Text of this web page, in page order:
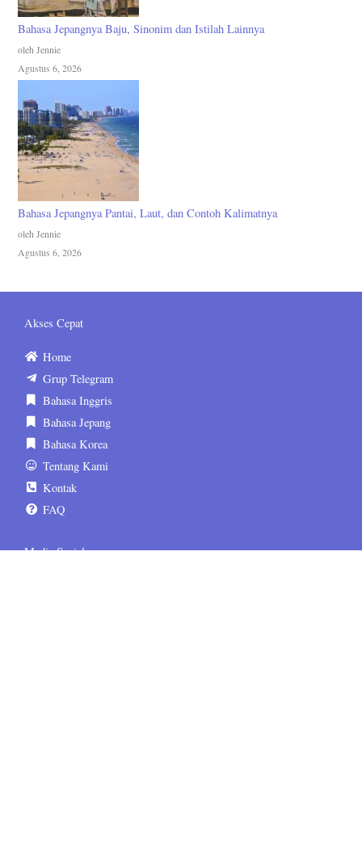
Bahasa Jepangnya Baju, Sinonim dan Istilah Lainnya
oleh Jennie
Agustus 6, 2026
Bahasa Jepangnya Pantai, Laut, dan Contoh Kalimatnya
oleh Jennie
Agustus 6, 2026
Akses Cepat
Home
Grup Telegram
Bahasa Inggris
Bahasa Jepang
Bahasa Korea
Tentang Kami
Kontak
FAQ
Media Sosial